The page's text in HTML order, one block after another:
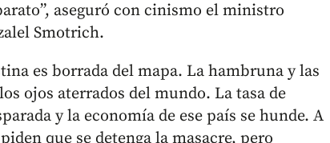
aseguró con cinismo el ministro
Smotrich.
es borrada del mapa. La hambruna y las
ojos aterrados del mundo. La tasa de
y la economía de ese país se hunde. A
que se detenga la masacre, pero